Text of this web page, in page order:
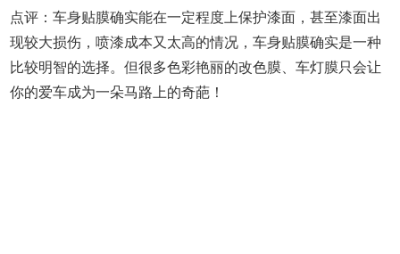
点评：车身贴膜确实能在一定程度上保护漆面，甚至漆面出
现较大损伤，喷漆成本又太高的情况，车身贴膜确实是一种
比较明智的选择。但很多色彩艳丽的改色膜、车灯膜只会让
你的爱车成为一朵马路上的奇葩！